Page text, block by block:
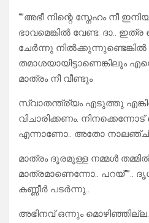
“”അഭീ നിന്റെ സ്നേഹം നീ
ഭാവമെങ്കിൽ വേണ്ട. ദാ..
ചേർന്നു
തമാശയായിട്ടാണെങ്കിലും
മാത്രം നീ വീണ്ടും
സ്വാതന്ത്ര്യം എടുത്തു
വിചാരിക്കണം.
എന്നാണോ.. അതോ നാലഞ്ച്
മാത്രം ദൂരമുള്ള നമ്മൾ
മാത്രമാണെന്നോ..
കണ്ണീർ പടർന്നു..
അഭിനവ് ഒന്നും